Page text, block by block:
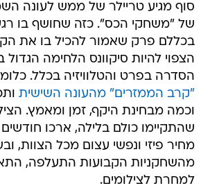
סוף מגיע טריילר של ממש לעונה
של "משחקי הכס". כזה שחושף בו
בכללם פרק שאמור להכיל בו את
הצפוי להיות סיקוונס הלחימה הגדול
הסדרה בפרט והטלוויזיה בכלל.
"קרב הממזרים" מהעונה השישית
וכמה מבחינת היקף, זמן ומאמץ.
שהתקיימו כולם בלילה, ארכו
מחיר פיזי ונפשי עצום מכל הצוות,
מהשחקניות הקבועות התעלפה,
למחרת לצילומים.